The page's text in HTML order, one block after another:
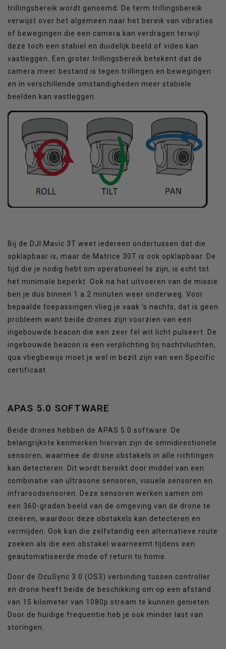
trillingsbereik wordt genoemd. De term trillingsbereik
verwijst over het algemeen naar het bereik van vibraties
of bewegingen die een camera kan verdragen terwijl
deze toch een stabiel en duidelijk beeld of video kan
vastleggen. Een groter trillingsbereik betekent dat de
camera meer bestand is tegen trillingen en bewegingen
en in verschillende omstandigheden meer stabiele
beelden kan vastleggen.
Bij de DJI Mavic 3T weet iedereen ondertussen dat die
opklapbaar is, maar de Matrice 30T is ook opklapbaar. De
tijd die je nodig hebt om operationeel te zijn, is echt tot
het minimale beperkt. Ook na het uitvoeren van de missie
ben je dus binnen 1 a 2 minuten weer onderweg. Voor
bepaalde toepassingen vlieg je vaak ’s nachts, dat is geen
probleem want beide drones zijn voorzien van een
ingebouwde beacon die een zeer fel wit licht pulseert. De
ingebouwde beacon is een verplichting bij nachtvluchten,
qua vliegbewijs moet je wel in bezit zijn van een Specific
certificaat.
APAS 5.0 SOFTWARE
Beide drones hebben de APAS 5.0 software. De
belangrijkste kenmerken hiervan zijn de omnidirectionele
sensoren, waarmee de drone obstakels in alle richtingen
kan detecteren. Dit wordt bereikt door middel van een
combinatie van ultrasone sensoren, visuele sensoren en
infraroodsensoren. Deze sensoren werken samen om
een 360-graden beeld van de omgeving van de drone te
creëren, waardoor deze obstakels kan detecteren en
vermijden. Ook kan die zelfstandig een alternatieve route
zoeken als die een obstakel waarneemt tijdens een
geautomatiseerde mode of return to home.
Door de OcuSync 3.0 (OS3) verbinding tussen controller
en drone heeft beide de beschikking om op een afstand
van 15 kilometer van 1080p stream te kunnen genieten.
Door de huidige frequentie heb je ook minder last van
storingen.